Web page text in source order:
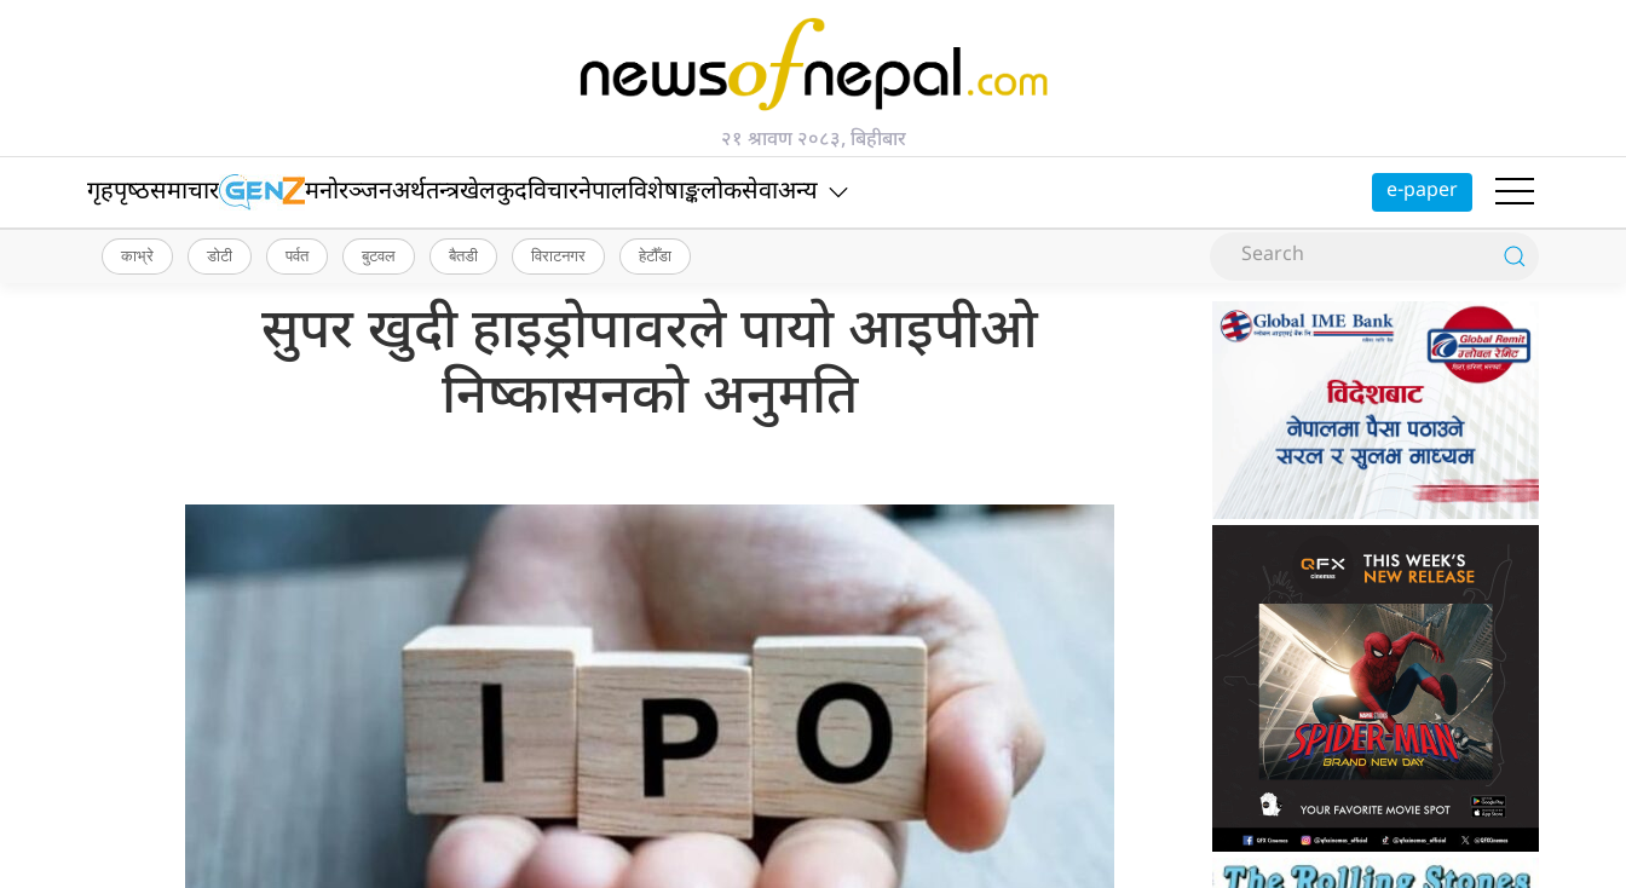
२१ श्रावण २०८३, बिहीबार
गृहपृष्‍ठसमाचार मनोरञ्जनअर्थतन्त्रखेलकुदविचारनेपालविशेषाङ्कलोकसेवाअन्य e-paper
काभ्रे डोटी पर्वत बुटवल बैतडी विराटनगर हेटौँडा
सुपर खुदी हाइड्रोपावरले पायो आइपीओ
निष्कासनको अनुमति